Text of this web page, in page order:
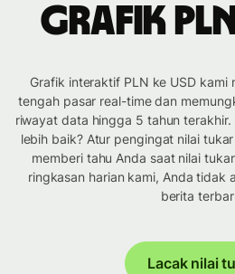
Grafik
Grafik interaktif PLN ke USD kami
tengah pasar real-time dan
riwayat data hingga 5 tahun
lebih baik? Atur pengingat nilai
memberi tahu Anda saat nilai
ringkasan harian kami, Anda tidak
berita
Lacak nilai